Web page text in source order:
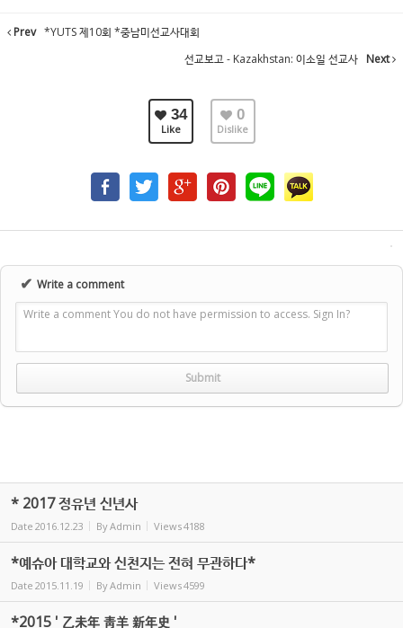
Prev *YUTS 제10회 *중남미선교사대회
선교보고 - Kazakhstan: 이소일 선교사 Next
34
Like
0
Dislike
✔ Write a comment
Write a comment You do not have permission to access. Sign In?
* 2017 정유년 신년사
Date 2016.12.23 ByAdmin Views4188
*예슈아 대학교와 신천지는 전혀 무관하다*
Date 2015.11.19 ByAdmin Views4599
*2015 ' 乙未年 靑羊 新年史 '